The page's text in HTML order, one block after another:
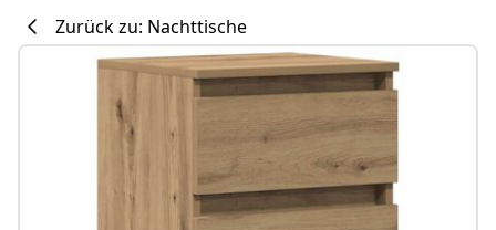
#sharemevidaxl
Zurück zu: Nachttische